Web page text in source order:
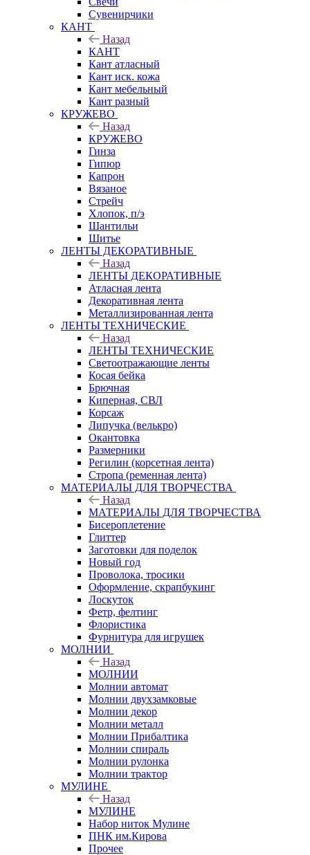
Сувенирчики
КАНТ
Назад
КАНТ
Кант атласный
Кант иск. кожа
Кант мебельный
Кант разный
КРУЖЕВО
Назад
КРУЖЕВО
Гинза
Гипюр
Капрон
Вязаное
Стрейч
Хлопок, п/э
Шантильи
Шитье
ЛЕНТЫ ДЕКОРАТИВНЫЕ
Назад
ЛЕНТЫ ДЕКОРАТИВНЫЕ
Атласная лента
Декоративная лента
Металлизированная лента
ЛЕНТЫ ТЕХНИЧЕСКИЕ
Назад
ЛЕНТЫ ТЕХНИЧЕСКИЕ
Светоотражающие ленты
Косая бейка
Брючная
Киперная, СВЛ
Корсаж
Липучка (велькро)
Окантовка
Размерники
Регилин (корсетная лента)
Стропа (ременная лента)
МАТЕРИАЛЫ ДЛЯ ТВОРЧЕСТВА
Назад
МАТЕРИАЛЫ ДЛЯ ТВОРЧЕСТВА
Бисероплетение
Глиттер
Заготовки для поделок
Новый год
Проволока, тросики
Оформление, скрапбукинг
Лоскуток
Фетр, фелтинг
Флористика
Фурнитура для игрушек
МОЛНИИ
Назад
МОЛНИИ
Молнии автомат
Молнии двухзамковые
Молнии декор
Молнии металл
Молнии Прибалтика
Молнии спираль
Молнии рулонка
Молнии трактор
МУЛИНЕ
Назад
МУЛИНЕ
Набор ниток Мулине
ПНК им.Кирова
Прочее